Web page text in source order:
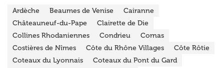
Ardèche Beaumes de Venise
Cairanne
Châteauneuf-du-Pape
Clairette de Die
Collines Rhodaniennes
Condrieu
Cornas
Costières de Nîmes
Côte du Rhône Villages
Côte Rôtie
Coteaux du Lyonnais
Coteaux du Pont du Gard